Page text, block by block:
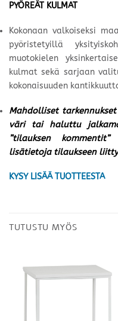
PYÖREÄT KULMAT
Kokonaan valkoiseksi
pyöristetyillä
muotokielen
kulmat sekä sarjaan
kokonaisuuden
Mahdolliset
väri tai haluttu
”tilauksen
lisätietoja tilaukseen
KYSY LISÄÄ TUOTTEESTA
TUTUSTU MYÖS